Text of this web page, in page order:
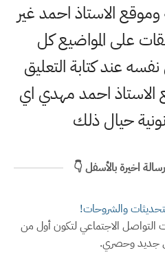
الاستاذ احمد غير
على المواضيع كل
عند كتابة التعليق
احمد مهدي اي
حيال ذلك
اخيرة بالأسفل 👇
والشروحات!
التواصل الاجتماعي لتكون أول من
جديد وحصري.